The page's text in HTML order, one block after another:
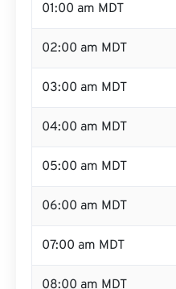
01:00 am MDT
02:00 am MDT
03:00 am MDT
04:00 am MDT
05:00 am MDT
06:00 am MDT
07:00 am MDT
08:00 am MDT